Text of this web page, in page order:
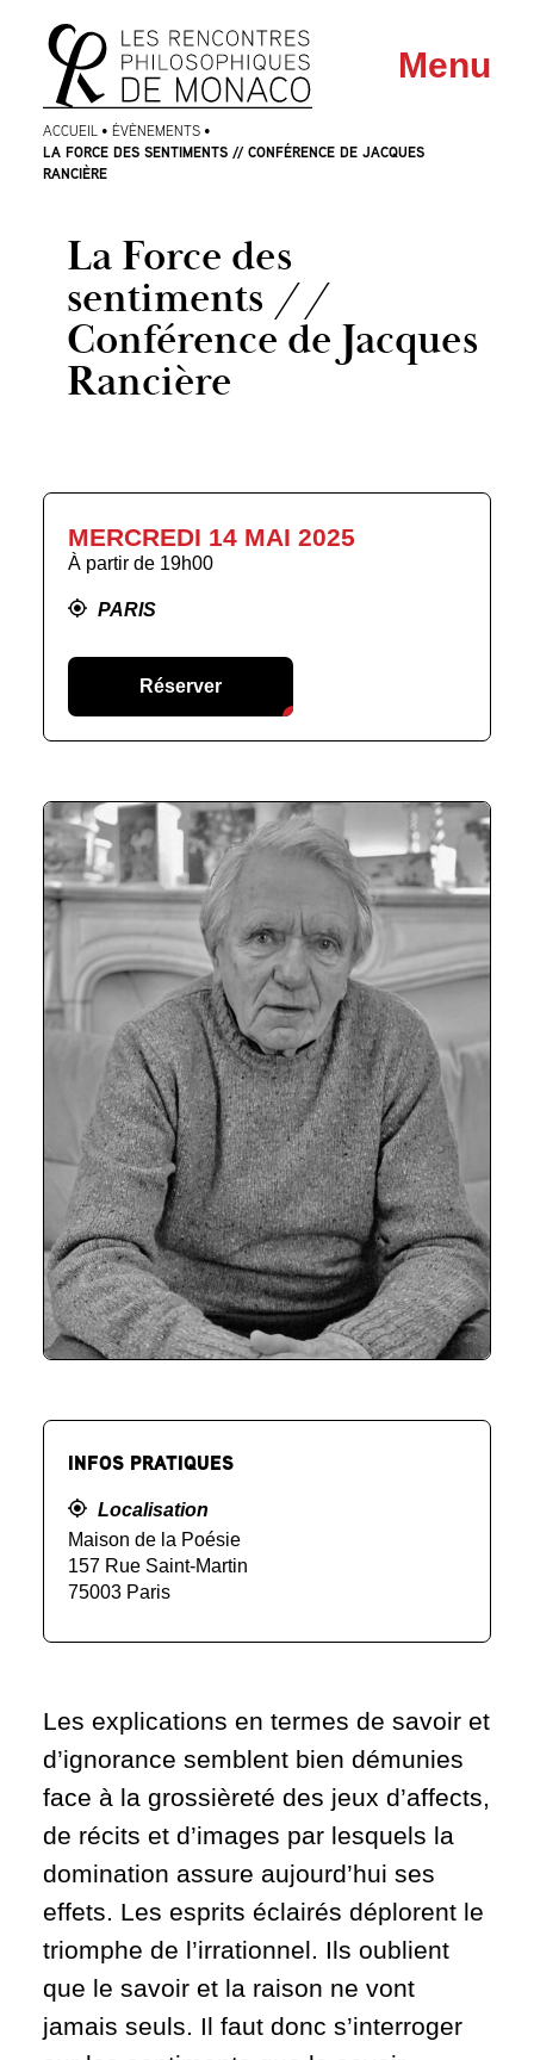
Aller
au
menu
Aller au
contenu
Menu
ACCUEIL • ÉVÈNEMENTS •
LA FORCE DES SENTIMENTS // CONFÉRENCE DE JACQUES
RANCIÈRE
La Force des
sentiments //
Conférence de Jacques
Rancière
Les explications en termes de savoir et
d’ignorance semblent bien démunies
face à la grossièreté des jeux d’affects,
de récits et d’images par lesquels la
domination assure aujourd’hui ses
effets. Les esprits éclairés déplorent le
triomphe de l’irrationnel. Ils oublient
que le savoir et la raison ne vont
jamais seuls. Il faut donc s’interroger
MERCREDI 14 MAI 2025
À partir de 19h00
PARIS
Réserver
INFOS PRATIQUES
Localisation
Maison de la Poésie
157 Rue Saint-Martin
75003 Paris